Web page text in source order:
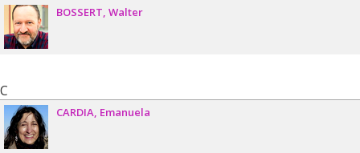
BOSSERT Walter
C
CARDIA Emanuela